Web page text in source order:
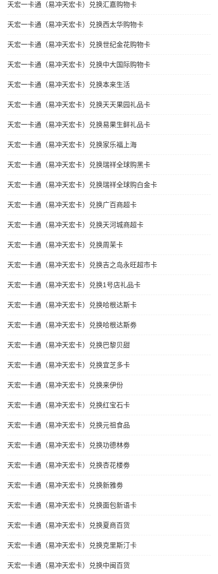
天宏一卡通（易冲天宏卡）兑换汇嘉购物卡
天宏一卡通（易冲天宏卡）兑换西太华购物卡
天宏一卡通（易冲天宏卡）兑换世纪金花购物卡
天宏一卡通（易冲天宏卡）兑换中大国际购物卡
天宏一卡通（易冲天宏卡）兑换本来生活
天宏一卡通（易冲天宏卡）兑换天天果园礼品卡
天宏一卡通（易冲天宏卡）兑换易果生鲜礼品卡
天宏一卡通（易冲天宏卡）兑换家乐福上海
天宏一卡通（易冲天宏卡）兑换瑞祥全球购黑卡
天宏一卡通（易冲天宏卡）兑换瑞祥全球购白金卡
天宏一卡通（易冲天宏卡）兑换广百商超卡
天宏一卡通（易冲天宏卡）兑换天河城商超卡
天宏一卡通（易冲天宏卡）兑换周茉卡
天宏一卡通（易冲天宏卡）兑换吉之岛永旺超市卡
天宏一卡通（易冲天宏卡）兑换1号店礼品卡
天宏一卡通（易冲天宏卡）兑换哈根达斯卡
天宏一卡通（易冲天宏卡）兑换哈根达斯劵
天宏一卡通（易冲天宏卡）兑换巴黎贝甜
天宏一卡通（易冲天宏卡）兑换宜芝多卡
天宏一卡通（易冲天宏卡）兑换来伊份
天宏一卡通（易冲天宏卡）兑换红宝石卡
天宏一卡通（易冲天宏卡）兑换元祖食品
天宏一卡通（易冲天宏卡）兑换功德林劵
天宏一卡通（易冲天宏卡）兑换杏花楼劵
天宏一卡通（易冲天宏卡）兑换新雅劵
天宏一卡通（易冲天宏卡）兑换面包新语卡
天宏一卡通（易冲天宏卡）兑换夏商百货
天宏一卡通（易冲天宏卡）兑换克里斯汀卡
天宏一卡通（易冲天宏卡）兑换中闽百货